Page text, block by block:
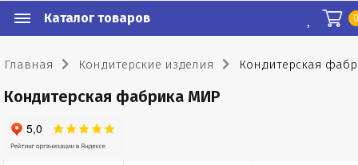
Каталог товаров
Главная Кондитерские изделия Кондитерская
Кондитерская фабрика МИР